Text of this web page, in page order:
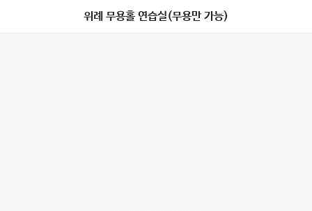
위례 무용홀 연습실(무용만 가능)